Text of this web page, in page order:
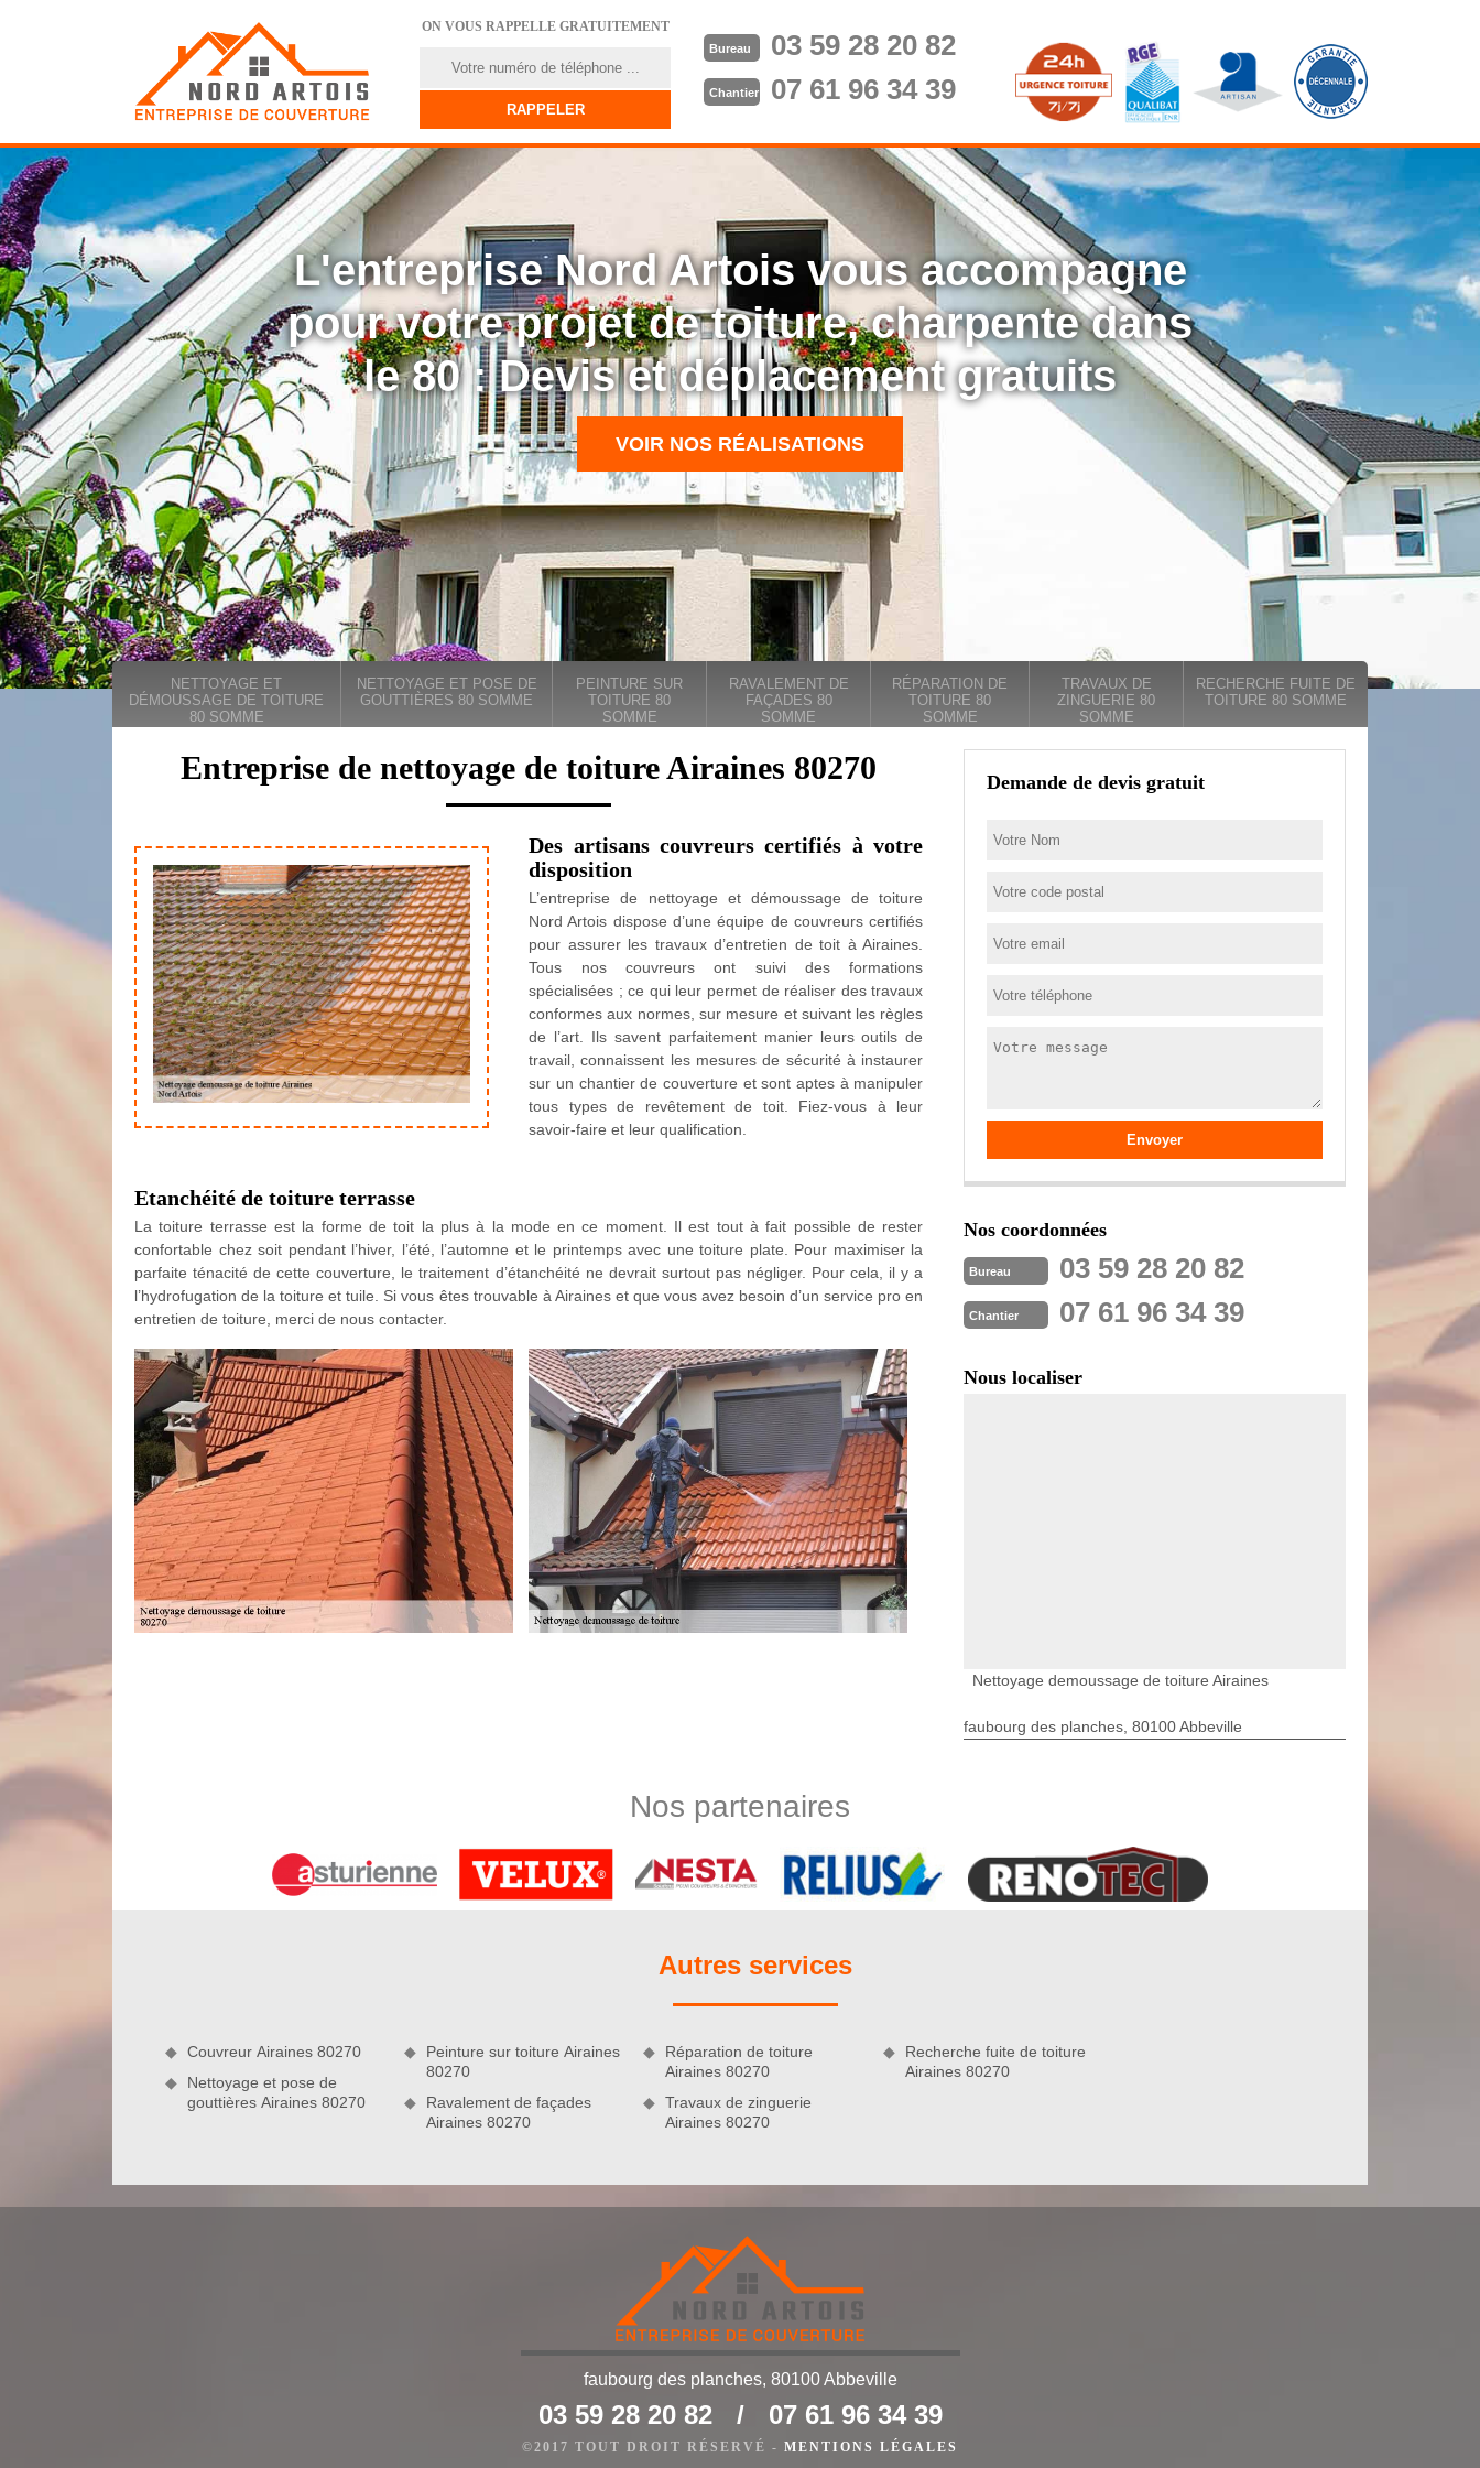
ON VOUS RAPPELLE GRATUITEMENT
Bureau 03 59 28 20 82
Chantier 07 61 96 34 39
L'entreprise Nord Artois vous accompagne
pour votre projet de toiture, charpente dans
le 80 : Devis et déplacement gratuits
VOIR NOS RÉALISATIONS
NETTOYAGE ET
DÉMOUSSAGE DE TOITURE
80 SOMME
NETTOYAGE ET POSE DE
GOUTTIÈRES 80 SOMME
PEINTURE SUR
TOITURE 80
SOMME
RAVALEMENT DE
FAÇADES 80
SOMME
RÉPARATION DE
TOITURE 80
SOMME
TRAVAUX DE
ZINGUERIE 80
SOMME
RECHERCHE FUITE DE
TOITURE 80 SOMME
Entreprise de nettoyage de toiture Airaines 80270
Des artisans couvreurs certifiés à votre
disposition
L’entreprise de nettoyage et démoussage de toiture
Nord Artois dispose d’une équipe de couvreurs certifiés
pour assurer les travaux d’entretien de toit à Airaines.
Tous nos couvreurs ont suivi des formations
spécialisées ; ce qui leur permet de réaliser des travaux
conformes aux normes, sur mesure et suivant les règles
de l’art. Ils savent parfaitement manier leurs outils de
travail, connaissent les mesures de sécurité à instaurer
sur un chantier de couverture et sont aptes à manipuler
tous types de revêtement de toit. Fiez-vous à leur
savoir-faire et leur qualification.
Etanchéité de toiture terrasse
La toiture terrasse est la forme de toit la plus à la mode en ce moment. Il est tout à fait possible de rester
confortable chez soit pendant l’hiver, l’été, l’automne et le printemps avec une toiture plate. Pour maximiser la
parfaite ténacité de cette couverture, le traitement d’étanchéité ne devrait surtout pas négliger. Pour cela, il y a
l’hydrofugation de la toiture et tuile. Si vous êtes trouvable à Airaines et que vous avez besoin d’un service pro en
entretien de toiture, merci de nous contacter.
tuile, PVC, shingle, lauze, terre cuite, etc. En tant que professionnel, nous veillons à ce que les travaux suivent
Traitement de toiture à Airaines par notre équipe de professionnels
En tant que couvreur professionnel, notre établissement sait comment faire pour assurer un traitement de toiture
hydrofuge de toiture. D’un côté, le traitement anti-mousse vise à enlever radicalement les végétaux parasitaires
Les plus qui vous attendent en engageant l’entreprise Nord Artois
Nous sommes une entreprise de nettoyage et démoussage de toiture qui exerce depuis de nombreuses années.
Par conséquent, nous disposons des moyens humains et matériels nécessaires pour permettre à votre projet
total respect des réglementations qui sont en vigueur. En remettant votre projet entre les mains de notre équipe
Demande de devis gratuit
Nos coordonnées
Bureau 03 59 28 20 82
Chantier 07 61 96 34 39
Nous localiser
Nettoyage demoussage de toiture Airaines
faubourg des planches, 80100 Abbeville
Nos partenaires
Autres services
Couvreur Airaines 80270
Nettoyage et pose de
gouttières Airaines 80270
Peinture sur toiture Airaines
80270
Ravalement de façades
Airaines 80270
Réparation de toiture
Airaines 80270
Travaux de zinguerie
Airaines 80270
Recherche fuite de toiture
Airaines 80270
faubourg des planches, 80100 Abbeville
03 59 28 20 82 / 07 61 96 34 39
©2017 TOUT DROIT RÉSERVÉ - MENTIONS LÉGALES